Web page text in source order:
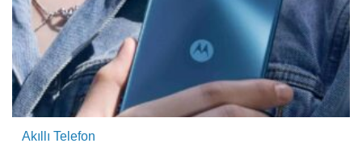
Akıllı Telefon